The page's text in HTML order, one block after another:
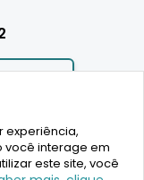
experiência,
você interage em
este site, você